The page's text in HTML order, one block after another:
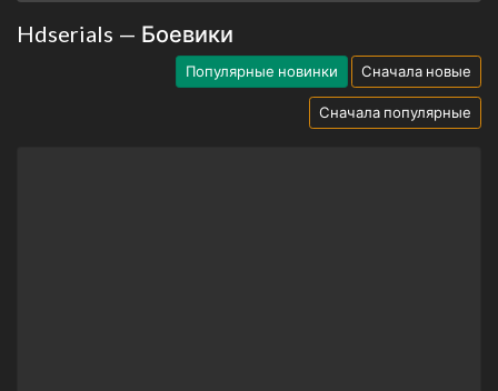
Hdserials — Боевики
Популярные новинки Сначала новые
Сначала популярные